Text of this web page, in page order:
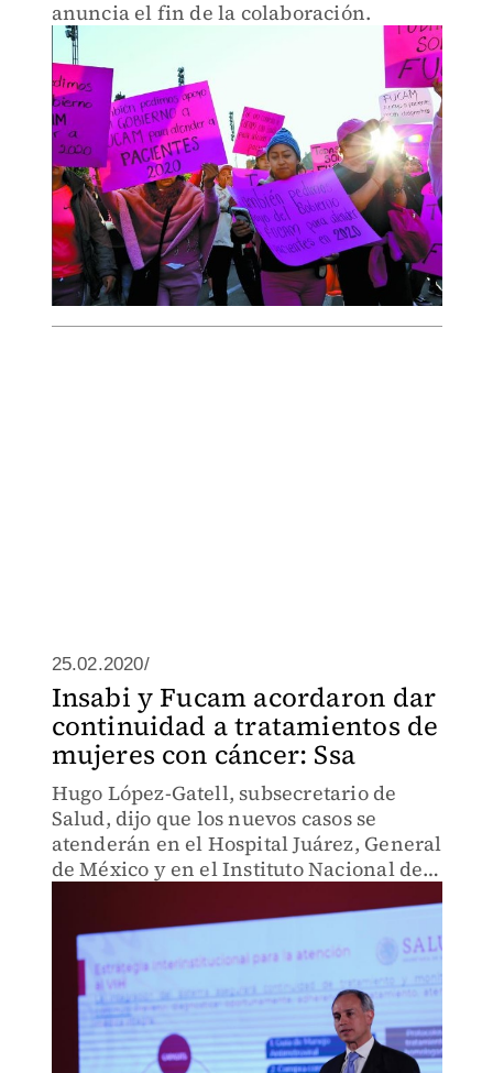
anuncia el fin de la colaboración.
25.02.2020/
Insabi y Fucam acordaron dar
continuidad a tratamientos de
mujeres con cáncer: Ssa
Hugo López-Gatell, subsecretario de
Salud, dijo que los nuevos casos se
atenderán en el Hospital Juárez, General
de México y en el Instituto Nacional de